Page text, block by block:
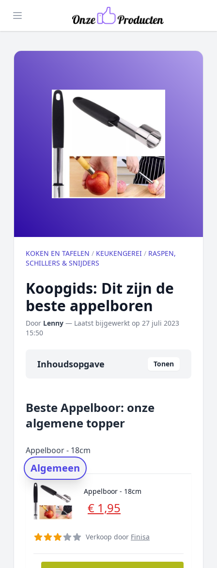
Open menu
KOKEN EN TAFELEN / KEUKENGEREI / RASPEN,
SCHILLERS & SNIJDERS
Koopgids: Dit zijn de
beste appelboren
Door Lenny — Laatst bijgewerkt op 27 juli 2023
15:50
Inhoudsopgave Tonen
Onze algemene topper
Prijs topper
Rating topper
Onderzoeksmethode
Alternatieven
Prijsniveaus
Beste Appelboor: onze
algemene topper
Appelboor - 18cm
Algemeen
Appelboor - 18cm
€ 1,95
Verkoop door Finisa